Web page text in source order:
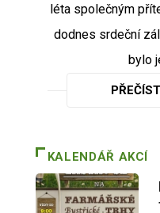
léta společným
dodnes srdeční
bylo
KALENDÁŘ AKCÍ